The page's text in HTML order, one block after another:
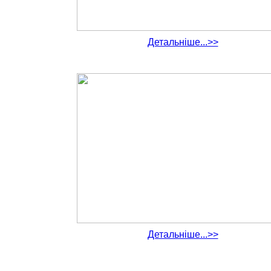
Детальніше...>>
Детальніше...>>